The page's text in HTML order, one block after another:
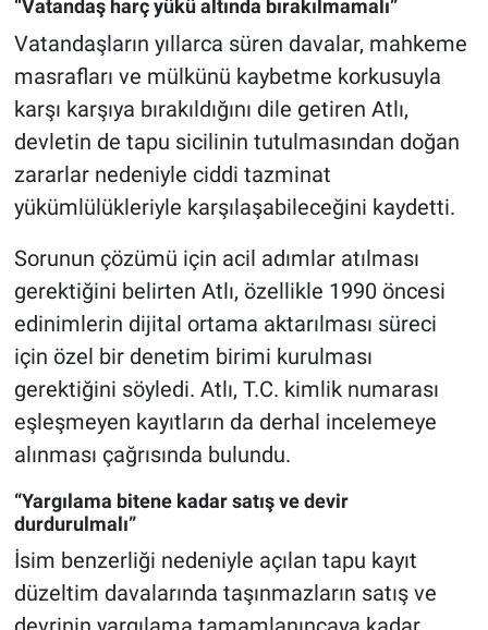
“Vatandaş harç yükü altında bırakılmamalı”
Vatandaşların yıllarca süren davalar, mahkeme
masrafları ve mülkünü kaybetme korkusuyla
karşı karşıya bırakıldığını dile getiren Atlı,
devletin de tapu sicilinin tutulmasından doğan
zararlar nedeniyle ciddi tazminat
yükümlülükleriyle karşılaşabileceğini kaydetti.
Sorunun çözümü için acil adımlar atılması
gerektiğini belirten Atlı, özellikle 1990 öncesi
edinimlerin dijital ortama aktarılması süreci
için özel bir denetim birimi kurulması
gerektiğini söyledi. Atlı, T.C. kimlik numarası
eşleşmeyen kayıtların da derhal incelemeye
alınması çağrısında bulundu.
“Yargılama bitene kadar satış ve devir
durdurulmalı”
İsim benzerliği nedeniyle açılan tapu kayıt
düzeltim davalarında taşınmazların satış ve